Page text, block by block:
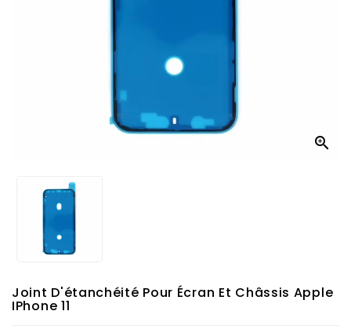

Joint D'étanchéité Pour Écran Et Châssis Apple
IPhone 11